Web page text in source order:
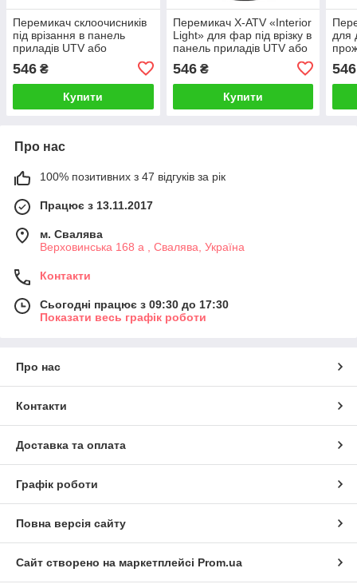
Перемикач склоочисників
під врізання в панель
приладів UTV або
SW-JB7
546 ₴
Купити
Перемикач X-ATV «Interior
Light» для фар під врізку в
панель приладів UTV або
546₴
Купити
для
546
Про нас
100% позитивних з 47 відгуків за рік
Працює з 13.11.2017
м. Свалява
Верховинська 168 а , Свалява, Україна
Контакти
Сьогодні працює з 09:30 до 17:30
Показати весь графік роботи
Про нас
Контакти
Доставка та оплата
Графік роботи
Повна версія сайту
Сайт створено на маркетплейсі Prom.ua